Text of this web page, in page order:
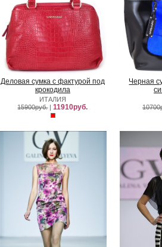
Деловая сумка с фактурой под
крокодила
ИТАЛИЯ
15900руб.|11910руб.
Черная